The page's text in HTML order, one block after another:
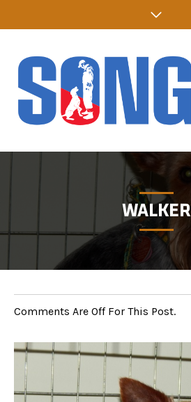
WALKER
Comments Are Off For This Post.